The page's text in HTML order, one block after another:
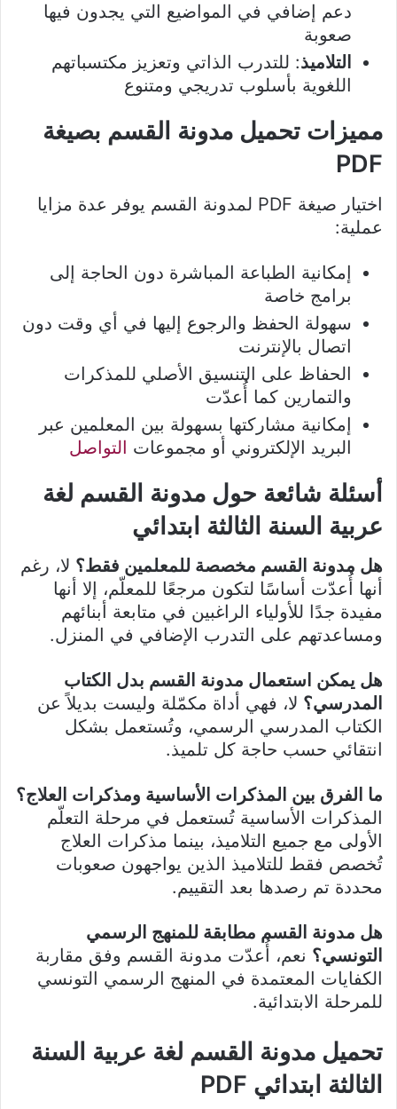
دعم إضافي في المواضيع التي يجدون فيها
صعوبة
التلاميذ: للتدرب الذاتي وتعزيز مكتسباتهم
اللغوية بأسلوب تدريجي ومتنوع
مميزات تحميل مدونة القسم بصيغة
PDF
اختيار صيغة PDF لمدونة القسم يوفر عدة مزايا
عملية:
إمكانية الطباعة المباشرة دون الحاجة إلى
برامج خاصة
سهولة الحفظ والرجوع إليها في أي وقت دون
اتصال بالإنترنت
الحفاظ على التنسيق الأصلي للمذكرات
والتمارين كما أُعدّت
إمكانية مشاركتها بسهولة بين المعلمين عبر
البريد الإلكتروني أو مجموعات التواصل
أسئلة شائعة حول مدونة القسم لغة
عربية السنة الثالثة ابتدائي
هل مدونة القسم مخصصة للمعلمين فقط؟ لا، رغم
أنها أُعدّت أساسًا لتكون مرجعًا للمعلّم، إلا أنها
مفيدة جدًا للأولياء الراغبين في متابعة أبنائهم
ومساعدتهم على التدرب الإضافي في المنزل.
هل يمكن استعمال مدونة القسم بدل الكتاب
المدرسي؟ لا، فهي أداة مكمّلة وليست بديلاً عن
الكتاب المدرسي الرسمي، وتُستعمل بشكل
انتقائي حسب حاجة كل تلميذ.
ما الفرق بين المذكرات الأساسية ومذكرات العلاج؟
المذكرات الأساسية تُستعمل في مرحلة التعلّم
الأولى مع جميع التلاميذ، بينما مذكرات العلاج
تُخصص فقط للتلاميذ الذين يواجهون صعوبات
محددة تم رصدها بعد التقييم.
هل مدونة القسم مطابقة للمنهج الرسمي
التونسي؟ نعم، أُعدّت مدونة القسم وفق مقاربة
الكفايات المعتمدة في المنهج الرسمي التونسي
للمرحلة الابتدائية.
تحميل مدونة القسم لغة عربية السنة
الثالثة ابتدائي PDF